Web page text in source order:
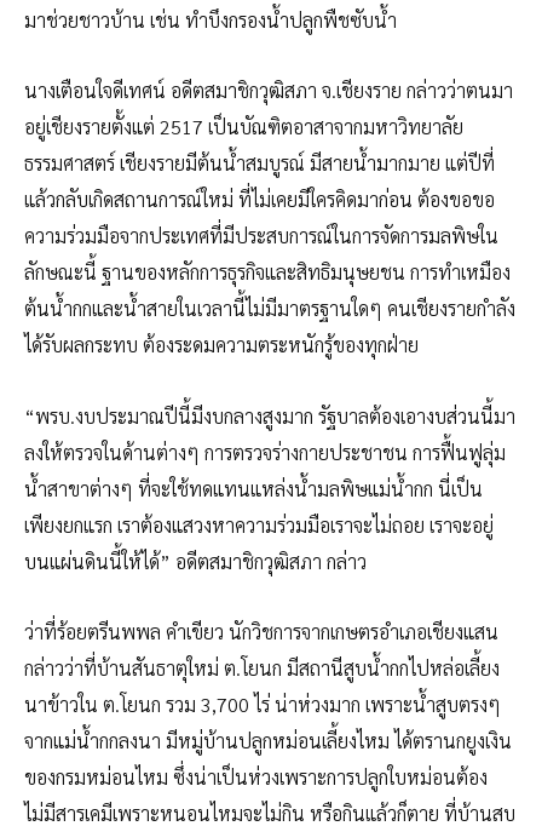
มาช่วยชาวบ้าน เช่น ทำบึงกรองน้ำปลูกพืชซับน้ำ
นางเตือนใจดีเทศน์ อดีตสมาชิกวุฒิสภา จ.เชียงราย กล่าวว่าตนมา
อยู่เชียงรายตั้งแต่ 2517 เป็นบัณฑิตอาสาจากมหาวิทยาลัย
ธรรมศาสตร์ เชียงรายมีต้นน้ำสมบูรณ์ มีสายน้ำมากมาย แต่ปีที่
แล้วกลับเกิดสถานการณ์ใหม่ ที่ไม่เคยมีใครคิดมาก่อน ต้องขอขอ
ความร่วมมือจากประเทศที่มีประสบการณ์ในการจัดการมลพิษใน
ลักษณะนี้ ฐานของหลักการธุรกิจและสิทธิมนุษยชน การทำเหมือง
ต้นน้ำกกและน้ำสายในเวลานี้ไม่มีมาตรฐานใดๆ คนเชียงรายกำลัง
ได้รับผลกระทบ ต้องระดมความตระหนักรู้ของทุกฝ่าย
“พรบ.งบประมาณปีนี้มีงบกลางสูงมาก รัฐบาลต้องเอางบส่วนนี้มา
ลงให้ตรวจในด้านต่างๆ การตรวจร่างกายประชาชน การฟื้นฟูลุ่ม
น้ำสาขาต่างๆ ที่จะใช้ทดแทนแหล่งน้ำมลพิษแม่น้ำกก นี่เป็น
เพียงยกแรก เราต้องแสวงหาความร่วมมือเราจะไม่ถอย เราจะอยู่
บนแผ่นดินนี้ให้ได้” อดีตสมาชิกวุฒิสภา กล่าว
ว่าที่ร้อยตรีนพพล คำเขียว นักวิชการจากเกษตรอำเภอเชียงแสน
กล่าวว่าที่บ้านสันธาตุใหม่ ต.โยนก มีสถานีสูบน้ำกกไปหล่อเลี้ยง
นาข้าวใน ต.โยนก รวม 3,700 ไร่ น่าห่วงมาก เพราะน้ำสูบตรงๆ
จากแม่น้ำกกลงนา มีหมู่บ้านปลูกหม่อนเลี้ยงไหม ได้ตรานกยูงเงิน
ของกรมหม่อนไหม ซึ่งน่าเป็นห่วงเพราะการปลูกใบหม่อนต้อง
ไม่มีสารเคมีเพราะหนอนไหมจะไม่กิน หรือกินแล้วก็ตาย ที่บ้านสบ